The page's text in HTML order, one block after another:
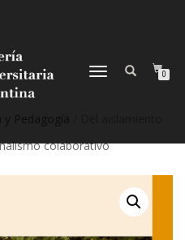
NAVEGACIÓN
0
Pedagogía
colaborativo